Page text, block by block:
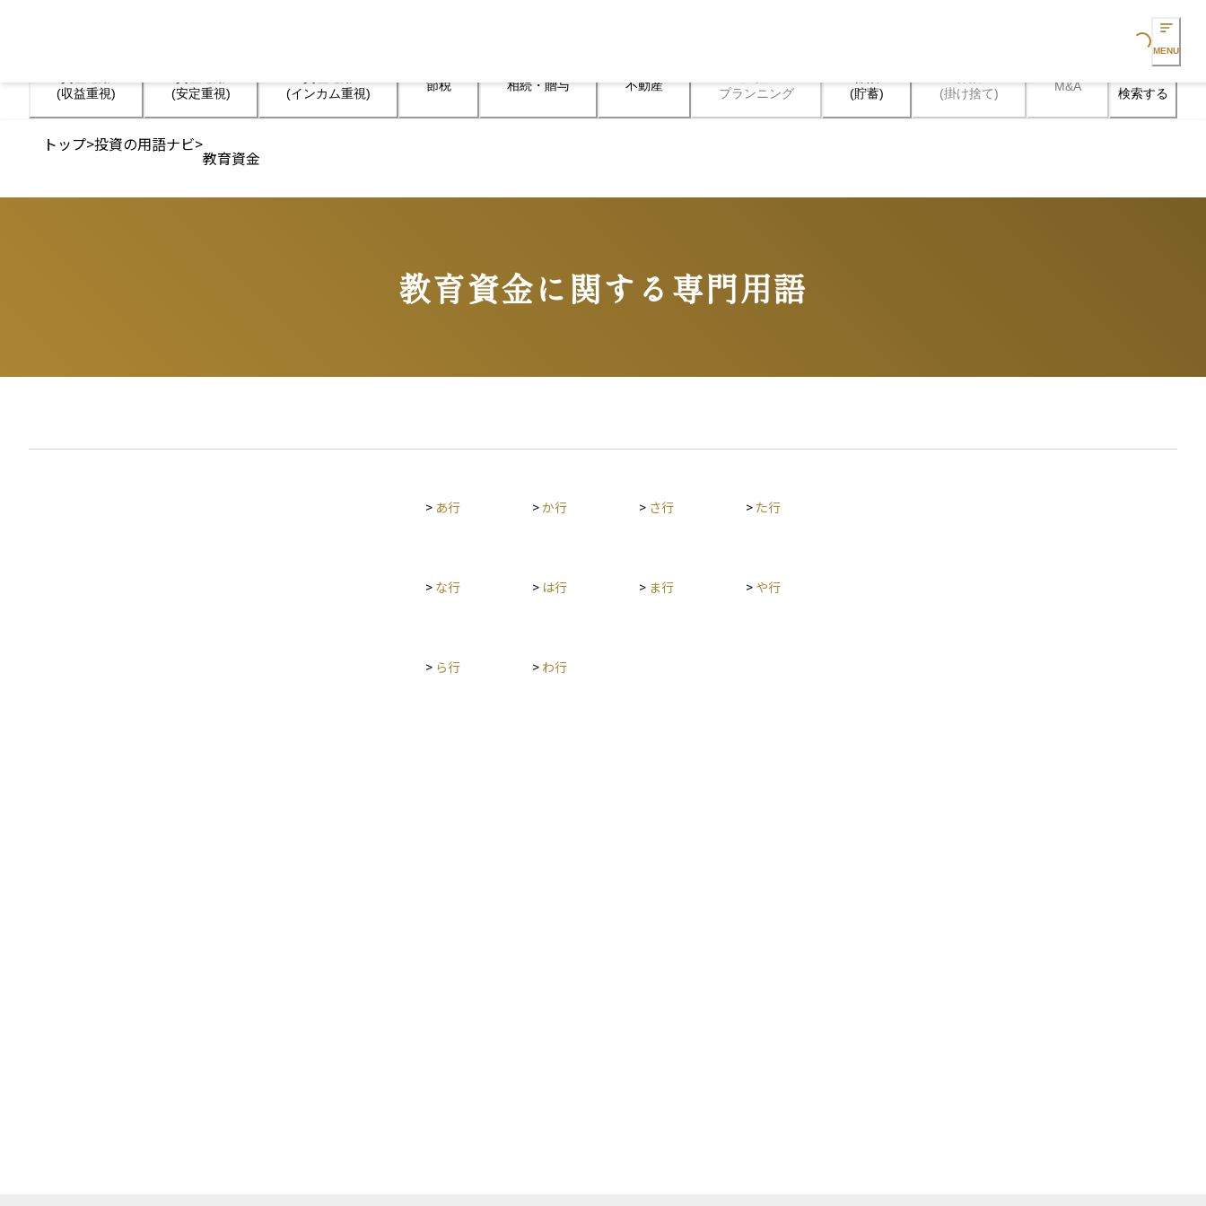
Loading...
MENU
(収益重視)
(安定重視)
(インカム重視)
節税 相続・贈与 不動産
プランニング
(貯蓄)
(掛け捨て)
M&A 検索する
トップ>投資の用語ナビ>
教育資金
教育資金に関する専門用語
> あ行 >か行 > さ行 > た行
> な行 > は行 > ま行 > や行
> ら行 > わ行